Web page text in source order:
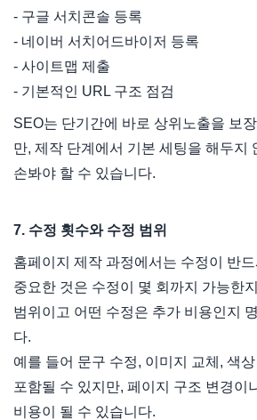
- 구글 서치콘솔 등록
- 네이버 서치어드바이저 등록
- 사이트맵 제출
- 기본적인 URL 구조 점검
SEO는 단기간에 바로 상위노출을 보
만, 제작 단계에서 기본 세팅을 해두지
손봐야 할 수 있습니다.
7. 수정 횟수와 수정 범위
홈페이지 제작 과정에서는 수정이 반
중요한 것은 수정이 몇 회까지 가능한
범위이고 어떤 수정은 추가 비용인지
다.
예를 들어 문구 수정, 이미지 교체, 색
포함될 수 있지만, 페이지 구조 변경이
비용이 될 수 있습니다.